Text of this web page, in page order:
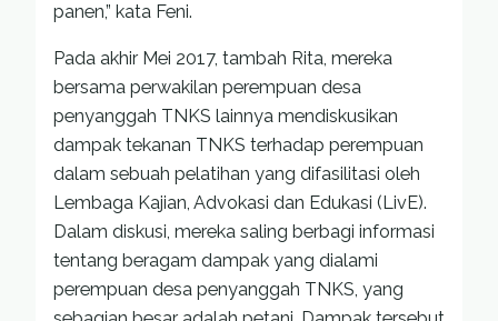
panen,” kata Feni.
Pada akhir Mei 2017, tambah Rita, mereka
bersama perwakilan perempuan desa
penyanggah TNKS lainnya mendiskusikan
dampak tekanan TNKS terhadap perempuan
dalam sebuah pelatihan yang difasilitasi oleh
Lembaga Kajian, Advokasi dan Edukasi (LivE).
Dalam diskusi, mereka saling berbagi informasi
tentang beragam dampak yang dialami
perempuan desa penyanggah TNKS, yang